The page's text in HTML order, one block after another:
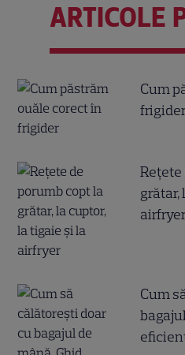
ARTICOLE
Cum
Reţete
grătar,
Cum